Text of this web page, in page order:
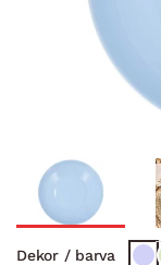
Dekor / barva